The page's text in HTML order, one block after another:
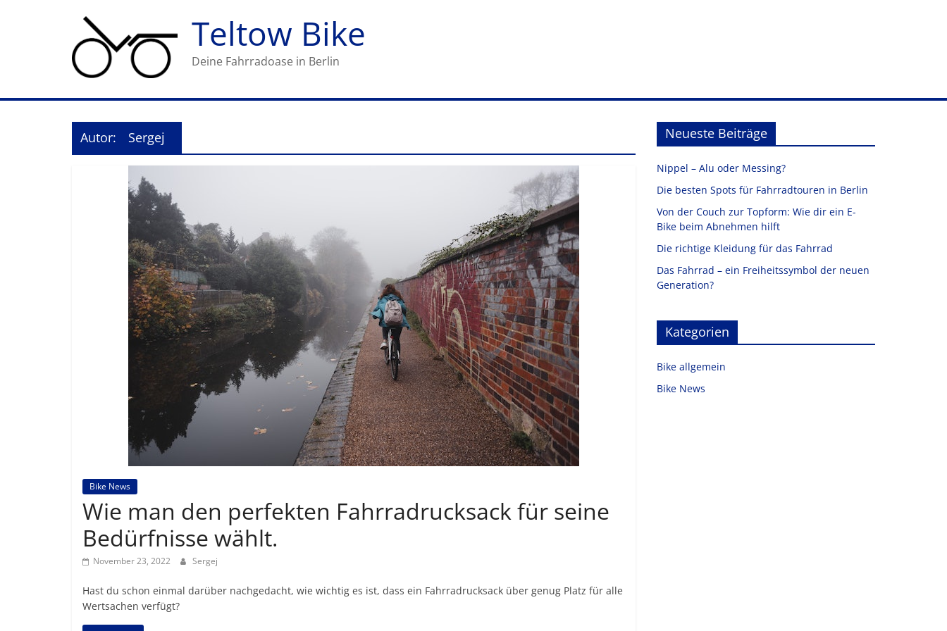
Teltow Bike
Deine Fahrradoase in Berlin
Autor: Sergej
Bike News
Wie man den perfekten Fahrradrucksack für seine
Bedürfnisse wählt.
November 23, 2022 Sergej
Hast du schon einmal darüber nachgedacht, wie wichtig es ist, dass ein Fahrradrucksack über genug Platz für alle
Wertsachen verfügt?
Neueste Beiträge
Nippel – Alu oder Messing?
Die besten Spots für Fahrradtouren in Berlin
Von der Couch zur Topform: Wie dir ein E-
Bike beim Abnehmen hilft
Die richtige Kleidung für das Fahrrad
Das Fahrrad – ein Freiheitssymbol der neuen
Generation?
Kategorien
Bike allgemein
Bike News